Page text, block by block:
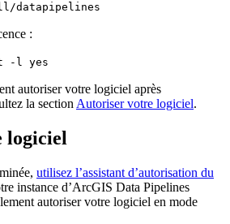
datapipelines
:
-l yes
autoriser votre logiciel après
la section Autoriser votre logiciel.
logiciel
utilisez l’assistant d’autorisation du
instance d’ArcGIS Data Pipelines
autoriser votre logiciel en mode